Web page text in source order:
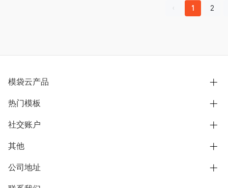
1 2
模袋云产品
别墅设计营销
模型协同展示分享
别墅社区
热门模板
欧式别墅
中式别墅
社交账户
B站
抖音
微信公众号
其他
用户服务协议
隐私政策
公司地址